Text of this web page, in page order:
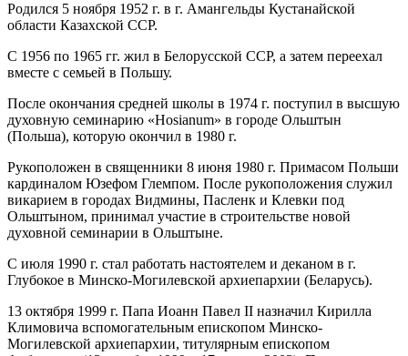
Родился 5 ноября 1952 г. в г. Амангельды Кустанайской
области Казахской ССР.
С 1956 по 1965 гг. жил в Белорусской ССР, а затем переехал
вместе с семьей в Польшу.
После окончания средней школы в 1974 г. поступил в высшую
духовную семинарию «Hosianum» в городе Ольштын
(Польша), которую окончил в 1980 г.
Рукоположен в священники 8 июня 1980 г. Примасом Польши
кардиналом Юзефом Глемпом. После рукоположения служил
викарием в городах Видмины, Пасленк и Клевки под
Ольштыном, принимал участие в строительстве новой
духовной семинарии в Ольштыне.
С июля 1990 г. стал работать настоятелем и деканом в г.
Глубокое в Минско-Могилевской архиепархии (Беларусь).
13 октября 1999 г. Папа Иоанн Павел II назначил Кирилла
Климовича вспомогательным епископом Минско-
Могилевской архиепархии, титулярным епископом